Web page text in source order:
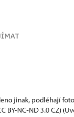
jinak, podléhají
BY-NC-ND 3.0 CZ)